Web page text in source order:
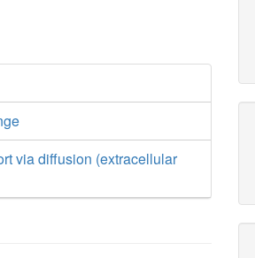
via diffusion (extracellular